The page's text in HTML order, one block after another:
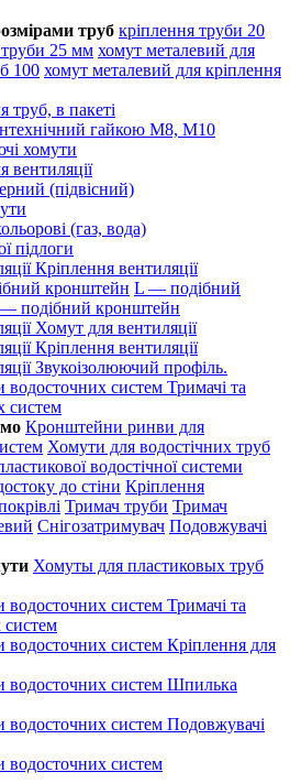
труб кріплення труби 20
труби 25 мм хомут металевий для
100 хомут металевий для кріплення
труб, в пакеті
гайкою М8, М10
хомути
вентиляції
(підвісний)
(газ, вода)
підлоги
Кріплення вентиляції
кронштейн L — подібний
подібний кронштейн
Хомут для вентиляції
Кріплення вентиляції
Звукоізолюючий профіль.
Тримачі та
систем
Кронштейни ринви для
Хомути для водостічних труб
водостічної системи
до стіни Кріплення
Тримач труби Тримач
Снігозатримувач Подовжувачі
Хомуты для пластиковых труб
Тримачі та
систем
Кріплення для
Шпилька
Подовжувачі